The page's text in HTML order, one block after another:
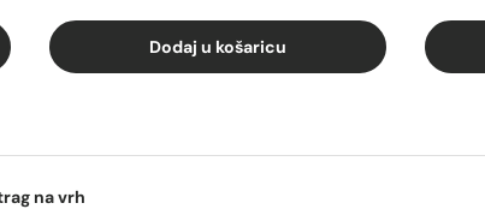
Dodaj u košaricu
na vrh